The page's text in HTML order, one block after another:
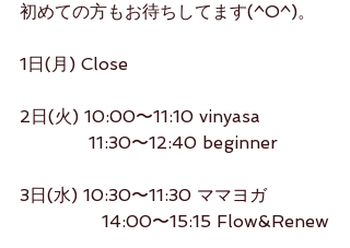
初めての方もお待ちしてます(^O^)。
1日(月) Close
2日(火) 10:00〜11:10 vinyasa
11:30〜12:40 beginner
3日(水) 10:30〜11:30 ママヨガ
               14:00〜15:15 Flow&Renew